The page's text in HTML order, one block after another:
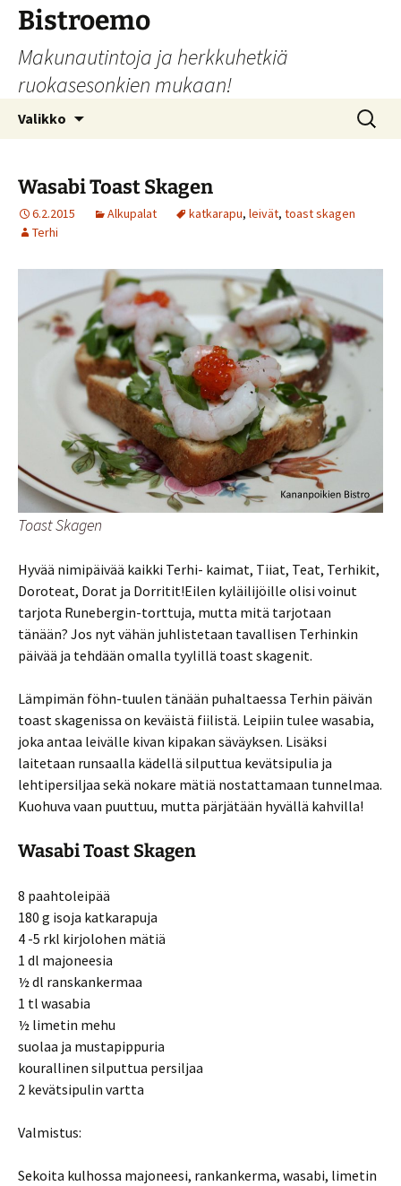
Siirry
sisältöön
Bistroemo
Makunautintoja ja herkkuhetkiä
ruokasesonkien mukaan!
Valikko Haku:
Wasabi Toast Skagen
6.2.2015 Alkupalat katkarapu, leivät, toast skagen
Terhi
Toast Skagen
Hyvää nimipäivää kaikki Terhi- kaimat, Tiiat, Teat, Terhikit,
Doroteat, Dorat ja Dorritit!Eilen kyläilijöille olisi voinut
tarjota Runebergin-torttuja, mutta mitä tarjotaan
tänään? Jos nyt vähän juhlistetaan tavallisen Terhinkin
päivää ja tehdään omalla tyylillä toast skagenit.
Lämpimän föhn-tuulen tänään puhaltaessa Terhin päivän
toast skagenissa on keväistä fiilistä. Leipiin tulee wasabia,
joka antaa leivälle kivan kipakan säväyksen. Lisäksi
laitetaan runsaalla kädellä silputtua kevätsipulia ja
lehtipersiljaa sekä nokare mätiä nostattamaan tunnelmaa.
Kuohuva vaan puuttuu, mutta pärjätään hyvällä kahvilla!
Wasabi Toast Skagen
8 paahtoleipää
180 g isoja katkarapuja
4 -5 rkl kirjolohen mätiä
1 dl majoneesia
½ dl ranskankermaa
1 tl wasabia
½ limetin mehu
suolaa ja mustapippuria
kourallinen silputtua persiljaa
2 kevätsipulin vartta
Valmistus:
Sekoita kulhossa majoneesi, rankankerma, wasabi, limetin